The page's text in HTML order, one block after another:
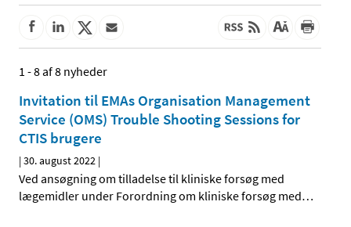
1 - 8 af 8 nyheder
Invitation til EMAs Organisation Management
Service (OMS) Trouble Shooting Sessions for
CTIS brugere
|30. august 2022 |
Ved ansøgning om tilladelse til kliniske forsøg med
lægemidler under Forordning om kliniske forsøg med…